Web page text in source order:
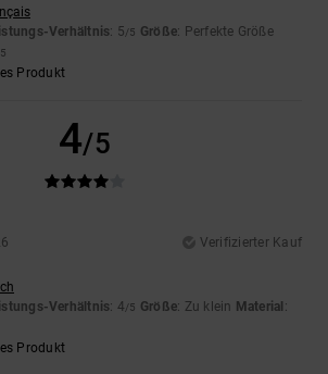
Verhältnis: 5/5 Größe: Perfekte Größe
Produkt
4/5
Verifizierter Kauf
Verhältnis: 4/5 Größe: Zu klein Material :
Produkt